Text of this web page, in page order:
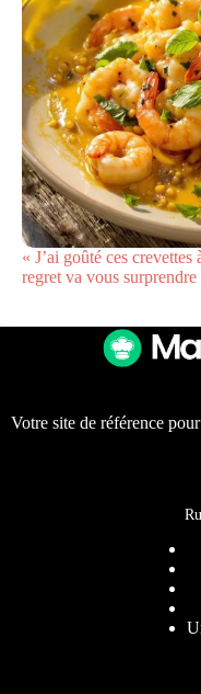
« J’ai goûté ces
regret va vous surprendre
Votre site de référence